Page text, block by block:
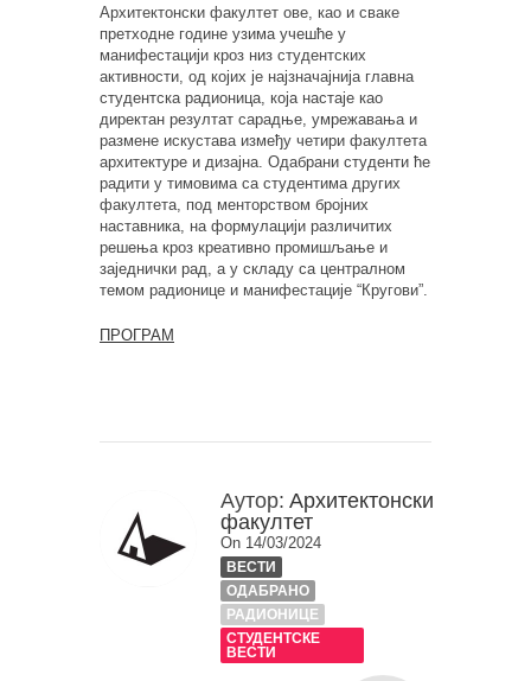
Архитектонски факултет ове, као и сваке
претходне године узима учешће у
манифестацији кроз низ студентских
активности, од којих је најзначајнија главна
студентска радионица, која настаје као
директан резултат сарадње, умрежавања и
размене искустава између четири факултета
архитектуре и дизајна. Одабрани студенти ће
радити у тимовима са студентима других
факултета, под менторством бројних
наставника, на формулацији различитих
решења кроз креативно промишљање и
заједнички рад, а у складу са централном
темом радионице и манифестације “Кругови”.
ПРОГРАМ
Аутор: Архитектонски
факултет
On 14/03/2024
ВЕСТИ
ОДАБРАНО
РАДИОНИЦЕ
СТУДЕНТСКЕ
ВЕСТИ